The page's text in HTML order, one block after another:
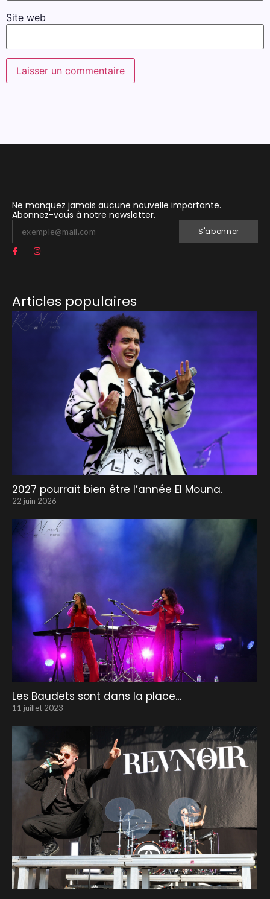
Site web
Ne manquez jamais aucune nouvelle importante.
Abonnez-vous à notre newsletter.
S'abonner
Articles populaires
2027 pourrait bien être l’année El Mouna.
22 juin 2026
Les Baudets sont dans la place…
11 juillet 2023